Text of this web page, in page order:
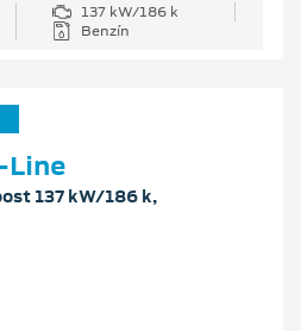
137 kW/186 k
Benzín
Line
137 kW/186 k,